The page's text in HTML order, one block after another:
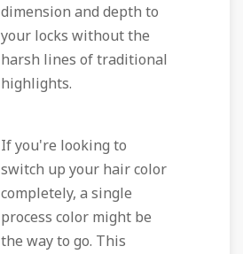
dimension and depth to
your locks without the
harsh lines of traditional
highlights.
If you're looking to
switch up your hair color
completely, a single
process color might be
the way to go. This